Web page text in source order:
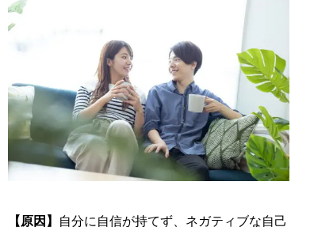
【原因】
自分に自信が持てず、ネガティブな自己